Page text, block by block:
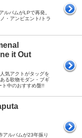
ルバムがLPで再発。
・アンビエント/トラ
it Out
気アクトがタッグを
る歌物モダン・ブギ
ト中のおすすめ盤!!
アルバムが23年振り